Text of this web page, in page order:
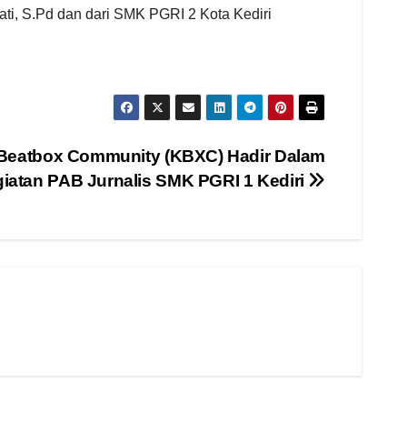
S.Pd dan dari SMK PGRI 2 Kota Kediri
Community (KBXC) Hadir Dalam
PAB Jurnalis SMK PGRI 1 Kediri